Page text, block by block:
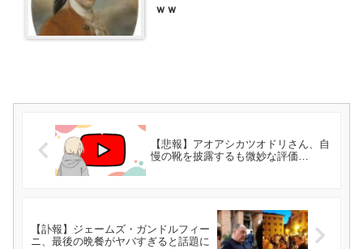
ｗｗ
【悲報】アオアシカツオドリさん、自
慢の靴を披露するも微妙な評価…
【訃報】ジェームズ・ガンドルフィー
ニ、最後の晩餐がヤバすぎると話題に